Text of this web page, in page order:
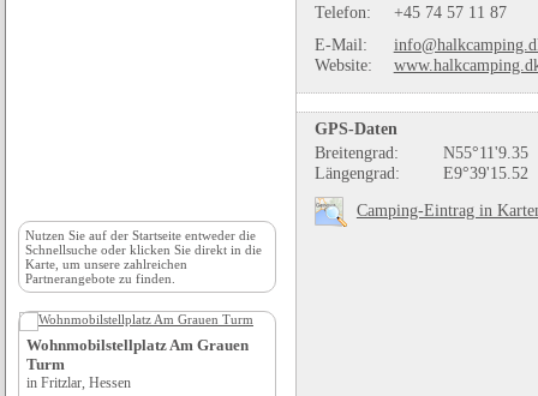
Telefon:
+45 74 57 11 87
E-Mail:
Website:
GPS-Daten
Breitengrad:
N55°11'9.35
Längengrad:
E9°39'15.52
Camping-Eintrag in
Nutzen Sie auf der Startseite entweder die
Schnellsuche oder klicken Sie direkt in die
Karte, um unsere zahlreichen
Partnerangebote zu finden.
Wohnmobilstellplatz Am Grauen
Turm
in Fritzlar, Hessen